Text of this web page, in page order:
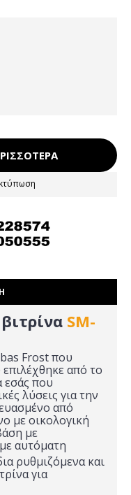
SM-
Frost που
από το
εσάς που
λύσεις για την
από
με οικολογική
με
αυτόματη
ρυθμιζόμενα και
για